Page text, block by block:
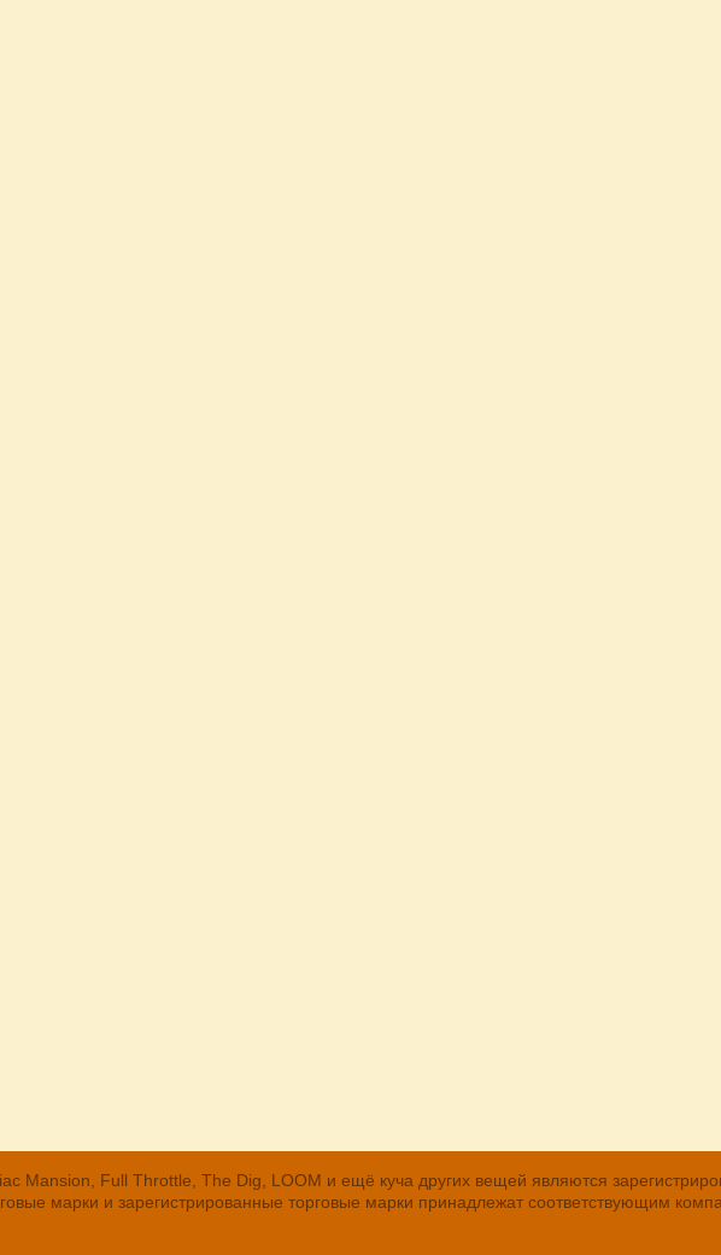
Mansion, Full Throttle, The Dig, LOOM и ещё куча других вещей являются
марки и зарегистрированные торговые марки принадлежат соответствующим